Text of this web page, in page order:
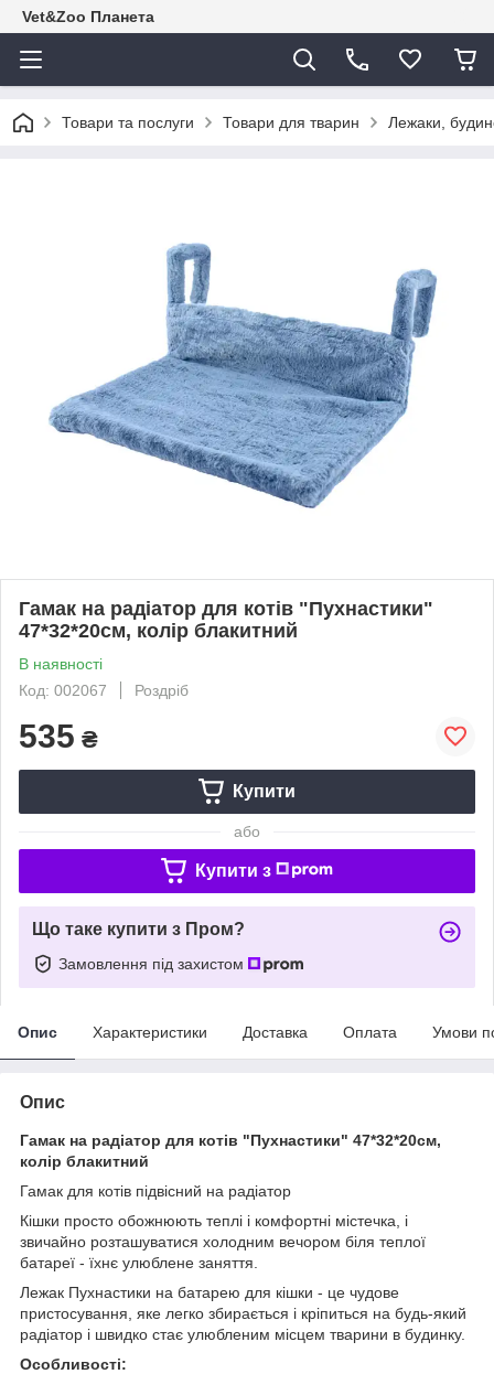
Vet&Zoo Планета
Товари та послуги Товари для тварин Лежаки,
Гамак на радіатор для котів "Пухнастики"
47*32*20см, колір блакитний
В наявності
Код: 002067
Роздріб
535 ₴
Купити
або
Купити з
Що таке купити з Пром?
Замовлення під захистом
Опис Характеристики Доставка Оплата Умови
Опис
Гамак на радіатор для котів "Пухнастики" 47*32*20см,
колір блакитний
Гамак для котів підвісний на радіатор
Кішки просто обожнюють теплі і комфортні містечка, і
звичайно розташуватися холодним вечором біля теплої
батареї - їхнє улюблене заняття.
Лежак Пухнастики на батарею для кішки - це чудове
пристосування, яке легко збирається і кріпиться на будь-який
радіатор і швидко стає улюбленим місцем тварини в будинку.
Особливості: